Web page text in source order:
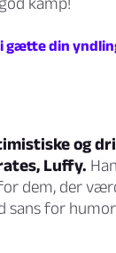
gætte din
og
Luffy.
dem, der
sans for